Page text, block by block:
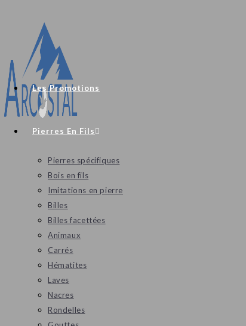
Les Promotions
Pierres En Fils
Pierres spécifiques
Bois en fils
Imitations en pierre
Billes
Billes facettées
Animaux
Carrés
Hématites
Laves
Nacres
Rondelles